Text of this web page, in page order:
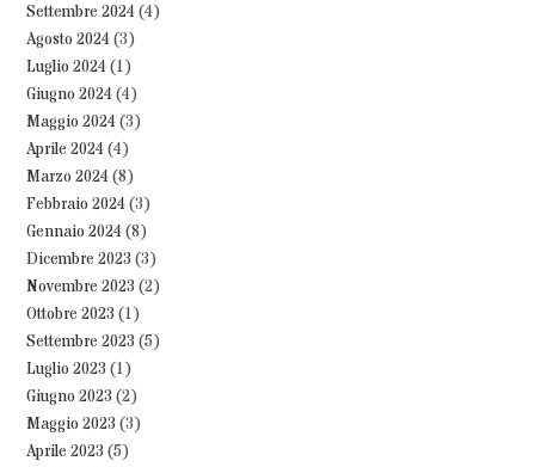
Settembre 2024(4)
Agosto 2024(3)
Luglio 2024(1)
Giugno 2024(4)
Maggio 2024(3)
Aprile 2024(4)
Marzo 2024(8)
Febbraio 2024(3)
Gennaio 2024(8)
Dicembre 2023 (3)
Novembre 2023 (2)
Ottobre 2023 (1)
Settembre 2023 (5)
Luglio 2023 (1)
Giugno 2023 (2)
Maggio 2023 (3)
Aprile 2023 (5)